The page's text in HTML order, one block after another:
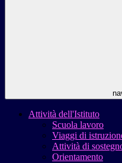
Attività dell'Istituto
Scuola lavoro
Viaggi di
Attività di
Orientamento